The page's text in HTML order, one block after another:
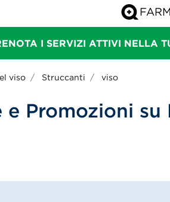
I SERVIZI ATTIVI NELLA
viso Struccanti viso
e Promozioni su